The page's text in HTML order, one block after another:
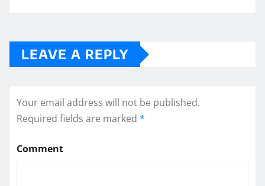
LEAVE A REPLY
Your email address will not be published.
Required fields are marked *
Comment